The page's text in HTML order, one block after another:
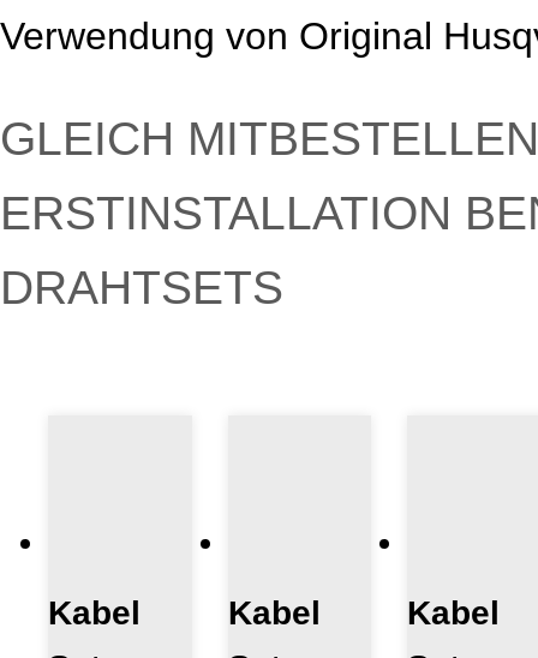
Verwendung von Original
GLEICH
ERSTINSTALLATION
DRAHTSETS
Kabel
Kabel
Kabel